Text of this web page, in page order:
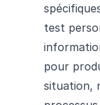
test
pour
situation,